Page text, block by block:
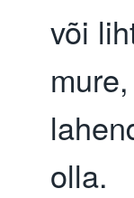
või
olla.